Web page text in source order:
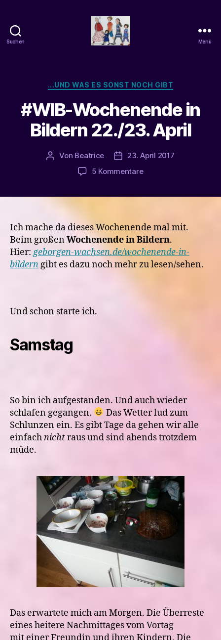
Suchen Menü
Kategorien
...UND WAS ES SONST NOCH GIBT
#WIB-Wochenende in
Bildern 22./23. April
Beitragsautor
Von Beatrice Veröffentlichungsdatum
23. April 2017
5 Kommentarezu
22./23.
April
Ich mache da dieses Wochenende mal mit.
Beim großenWochenende in Bildern.
Hier: geborgen-wachsen.de/wochenende-in-
bildern gibt es dazu noch mehr zu lesen/sehen.
Und schon starte ich.
Samstag
So bin ich aufgestanden. Und auch wieder
schlafen gegangen.
Das Wetter lud zum
Schlunzen ein. Es gibt Tage da gehen wir alle
einfachnichtraus und sind abends trotzdem
müde.
Das erwartete mich am Morgen. Die Überreste
eines heitere Nachmittages vom Vortag
mit einer Freundin und ihren Kindern. Die